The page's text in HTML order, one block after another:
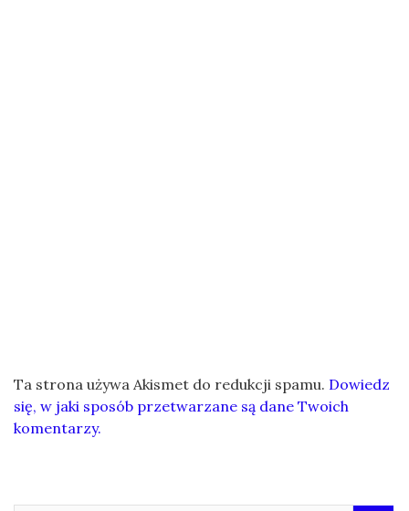
Ta strona używa Akismet do redukcji spamu. Dowiedz
się, w jaki sposób przetwarzane są dane Twoich
komentarzy.